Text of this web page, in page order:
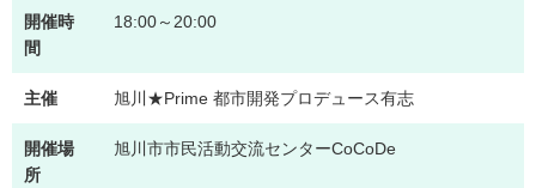
開催時
間
18:00～20:00
主催 旭川★Prime 都市開発プロデュース有志
開催場
所
旭川市市民活動交流センターCoCoDe